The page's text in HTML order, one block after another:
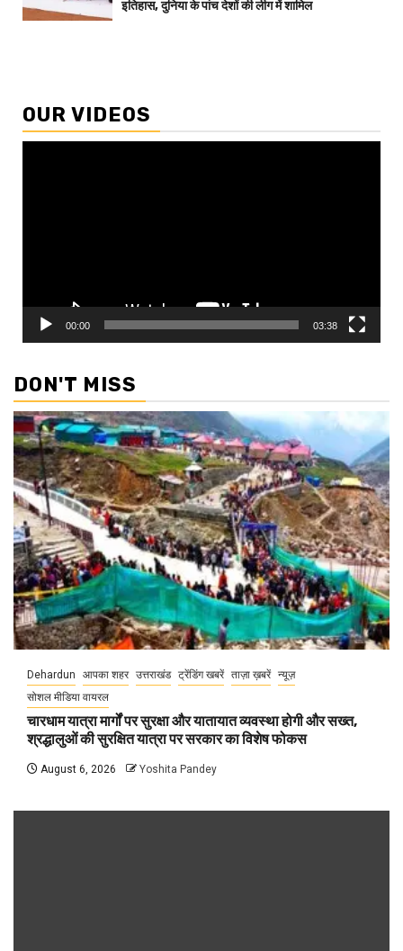
इतिहास, दुनिया के पांच देशों की लीग में शामिल
OUR VIDEOS
00:00 03:38
DON'T MISS
Dehardun आपका शहर उत्तराखंड ट्रेंडिंग खबरें ताज़ा ख़बरें न्यूज़
सोशल मीडिया वायरल
चारधाम यात्रा मार्गों पर सुरक्षा और यातायात व्यवस्था होगी और सख्त,
श्रद्धालुओं की सुरक्षित यात्रा पर सरकार का विशेष फोकस
August 6, 2026 Yoshita Pandey